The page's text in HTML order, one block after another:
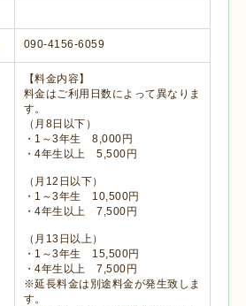
090-4156-6059
【料金内容】
料金はご利用日数によって異なりま
す。
（月8日以下）
・1～3年生 8,000円
・4年生以上 5,500円
（月12日以下）
・1～3年生 10,500円
・4年生以上 7,500円
（月13日以上）
・1～3年生 15,500円
・4年生以上 7,500円
※延長料金は別途料金が発生致しま
す。